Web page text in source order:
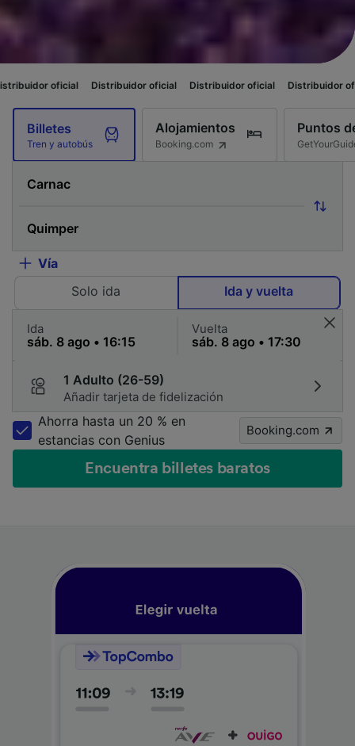
Distribuidor oficial Distribuidor oficial Distribuidor oficial
Billetes
Tren y autobús
Alojamientos
Booking.com
Puntos
Vía
Solo ida
Ida y vuelta
Ida Vuelta
1 Adulto (26-59)
Añadir tarjeta de fidelización
Ahorra hasta un 20 % en
estancias con Genius
Booking.com
Encuentra billetes baratos